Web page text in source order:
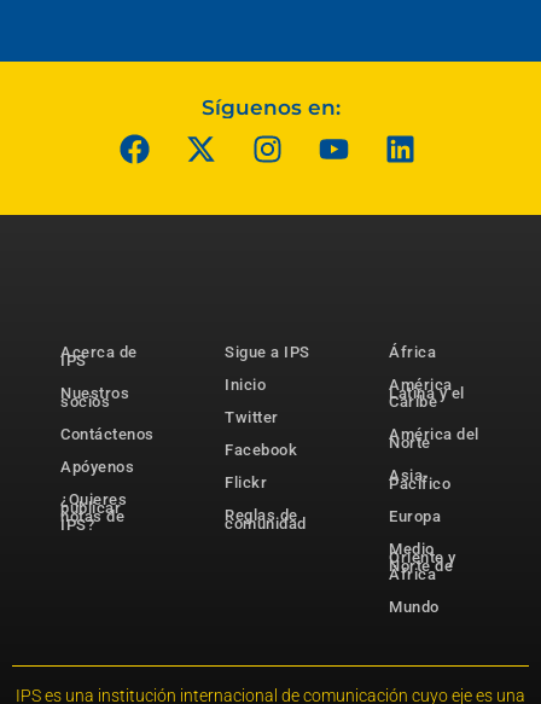
Síguenos en:
Acerca de
IPS
Nuestros
socios
Contáctenos
Apóyenos
¿Quieres
publicar
notas de
IPS?
Sigue a IPS
Inicio
Twitter
Facebook
Flickr
Reglas de
comunidad
África
América
Latina y el
Caribe
América del
Norte
Asia-
Pacífico
Europa
Medio
Oriente y
Norte de
África
Mundo
IPS es una institución internacional de comunicación cuyo eje es una